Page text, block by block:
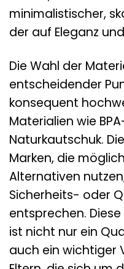
minimalistischer,
der auf Eleganz
Die Wahl der
entscheidender
konsequent
Materialien wie
Naturkautschuk.
Marken, die
Alternativen
Sicherheits- oder
entsprechen.
ist nicht nur ein
auch ein wichtiger